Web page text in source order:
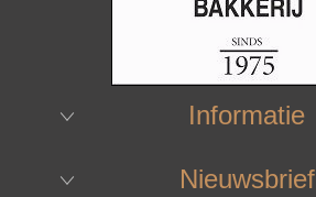
Informatie
Nieuwsbrief